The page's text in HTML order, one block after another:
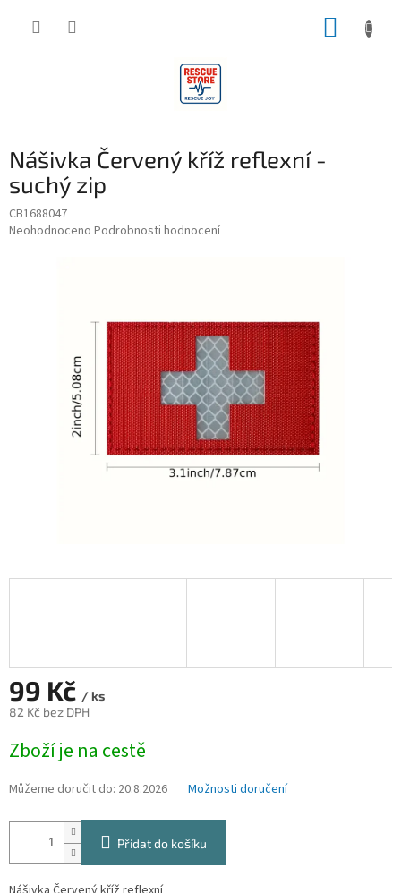
Nášivka Červený kříž reflexní -
suchý zip
CB1688047
Průměrné
Neohodnoceno Podrobnosti hodnocení
99 Kč / ks
82 Kč bez DPH
cena:
Zboží je na cestě
Můžeme doručit do: 20.8.2026 Možnosti doručení
Přidat do košíku